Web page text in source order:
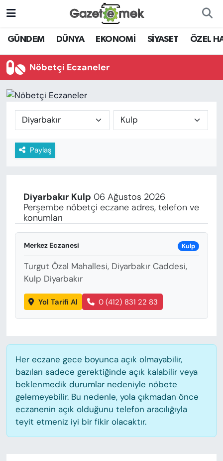
GÜNDEM DÜNYA EKONOMİ SİYASET ÖZEL
Nöbetçi Eczaneler
Paylaş
Diyarbakır Kulp 06 Ağustos 2026
Perşembe nöbetçi eczane adres, telefon ve
konumları
Merkez Eczanesi Kulp
Turgut Özal Mahallesi, Diyarbakır Caddesi,
Kulp Diyarbakır
Yol Tarifi Al 0 (412) 831 22 83
Her eczane gece boyunca açık olmayabilir,
bazıları sadece gerektiğinde açık kalabilir veya
beklenmedik durumlar nedeniyle nöbete
gelemeyebilir. Bu nedenle, yola çıkmadan önce
eczanenin açık olduğunu telefon aracılığıyla
teyit etmeniz iyi bir fikir olacaktır.
DÜNYA
EKONOMİ
YENİ MEDYADA EMEK
GAZETECİLİĞİNİ GELİŞTİRMEK
FAYDALI BİLGİLER
EĞİTİM
SAĞLIK
SPOR
KÜLTÜR-SANAT
YAZAR KÖŞESİ
SİYASET
Nöbetçi Eczaneler
Hava Durumu
Trafik Durumu
Haber Arşivi